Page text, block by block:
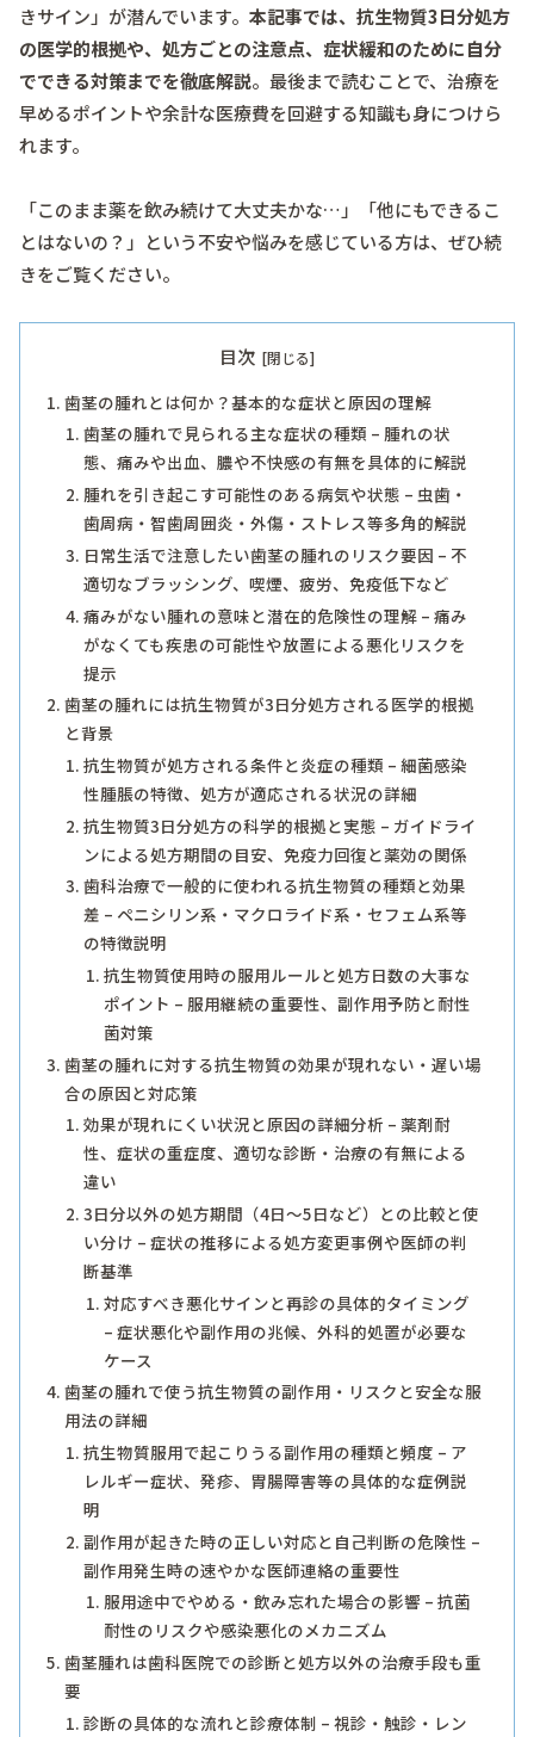
きサイン」が潜んでいます。 本記事では、抗生物質3日分処方
の医学的根拠や、処方ごとの注意点、症状緩和のために自分
でできる対策までを徹底解説。最後まで読むことで、治療を
早めるポイントや余計な医療費を回避する知識も身につけら
れます。
「このまま薬を飲み続けて大丈夫かな…」「他にもできるこ
とはないの？」という不安や悩みを感じている方は、ぜひ続
きをご覧ください。
目次
歯茎の腫れとは何か？基本的な症状と原因の理解
歯茎の腫れで見られる主な症状の種類 – 腫れの状
態、痛みや出血、膿や不快感の有無を具体的に解説
腫れを引き起こす可能性のある病気や状態 – 虫歯・
歯周病・智歯周囲炎・外傷・ストレス等多角的解説
日常生活で注意したい歯茎の腫れのリスク要因 – 不
適切なブラッシング、喫煙、疲労、免疫低下など
痛みがない腫れの意味と潜在的危険性の理解 – 痛み
がなくても疾患の可能性や放置による悪化リスクを
提示
歯茎の腫れには抗生物質が3日分処方される医学的根拠
と背景
抗生物質が処方される条件と炎症の種類 – 細菌感染
性腫脹の特徴、処方が適応される状況の詳細
抗生物質3日分処方の科学的根拠と実態 – ガイドライ
ンによる処方期間の目安、免疫力回復と薬効の関係
歯科治療で一般的に使われる抗生物質の種類と効果
差 – ペニシリン系・マクロライド系・セフェム系等
の特徴説明
抗生物質使用時の服用ルールと処方日数の大事な
ポイント – 服用継続の重要性、副作用予防と耐性
菌対策
歯茎の腫れに対する抗生物質の効果が現れない・遅い場
合の原因と対応策
効果が現れにくい状況と原因の詳細分析 – 薬剤耐
性、症状の重症度、適切な診断・治療の有無による
違い
3日分以外の処方期間（4日～5日など）との比較と使
い分け – 症状の推移による処方変更事例や医師の判
断基準
対応すべき悪化サインと再診の具体的タイミング
– 症状悪化や副作用の兆候、外科的処置が必要な
ケース
歯茎の腫れで使う抗生物質の副作用・リスクと安全な服
用法の詳細
抗生物質服用で起こりうる副作用の種類と頻度 – ア
レルギー症状、発疹、胃腸障害等の具体的な症例説
明
副作用が起きた時の正しい対応と自己判断の危険性 –
副作用発生時の速やかな医師連絡の重要性
服用途中でやめる・飲み忘れた場合の影響 – 抗菌
耐性のリスクや感染悪化のメカニズム
歯茎腫れは歯科医院での診断と処方以外の治療手段も重
要
診断の具体的な流れと診療体制 – 視診・触診・レン